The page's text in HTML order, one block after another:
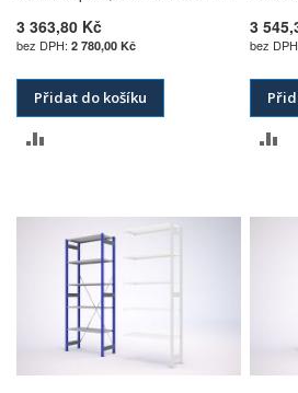
3 363,80 Kč
2 780,00 Kč
Přidat do košíku
POROVNÁNÍ
3